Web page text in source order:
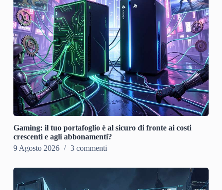
Gaming: il tuo portafoglio è al sicuro di fronte ai costi
crescenti e agli abbonamenti?
9 Agosto 2026
3 commenti